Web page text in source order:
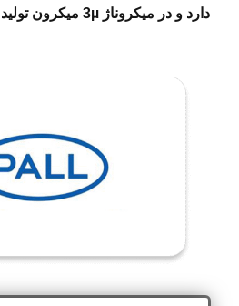
دارد و در میکروناژ 3µ میکرون تولید می گردد.